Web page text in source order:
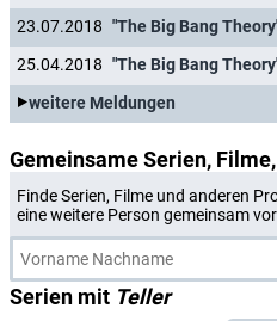
23.07.2018
25.04.2018
weitere Meldungen
Gemeinsame Serien,
Finde Serien, Filme und anderen
eine weitere Person gemeinsam
Serien mit Teller